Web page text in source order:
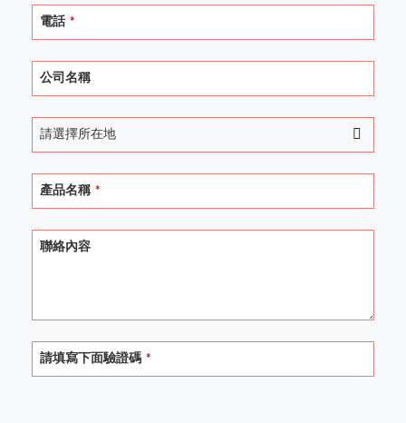
電話 *
公司名稱
請選擇所在地
產品名稱 *
聯絡內容
請填寫下面驗證碼 *